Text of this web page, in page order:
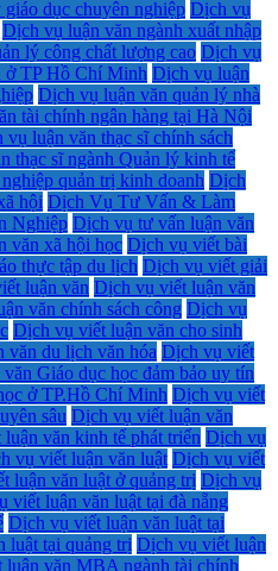
dục chuyên nghiệp Dịch vụ
Dịch vụ luận văn ngành xuất nhập
lý công chất lượng cao Dịch vụ
ở TP Hồ Chí Minh Dịch vụ luận
Dịch vụ luận văn quản lý nhà
tài chính ngân hàng tại Hà Nội
vụ luận văn thạc sĩ chính sách
thạc sĩ ngành Quản lý kinh tế
quản trị kinh doanh Dịch
hội Dịch Vụ Tư Vấn & Làm
Nghiệp Dịch vụ tư vấn luận văn
văn xã hội học Dịch vụ viết bài
thực tập du lịch Dịch vụ viết giải
luận văn Dịch vụ viết luận văn
văn chính sách công Dịch vụ
Dịch vụ viết luận văn cho sinh
văn du lịch văn hóa Dịch vụ viết
Giáo dục học đảm bảo uy tín
ở TP.Hồ Chí Minh Dịch vụ viết
sâu Dịch vụ viết luận văn
văn kinh tế phát triển Dịch vụ
vụ viết luận văn luật Dịch vụ viết
luận văn luật ở quảng trị Dịch vụ
viết luận văn luật tại đà nẵng
Dịch vụ viết luận văn luật tại
luật tại quảng trị Dịch vụ viết luận
luận văn MBA ngành tài chính